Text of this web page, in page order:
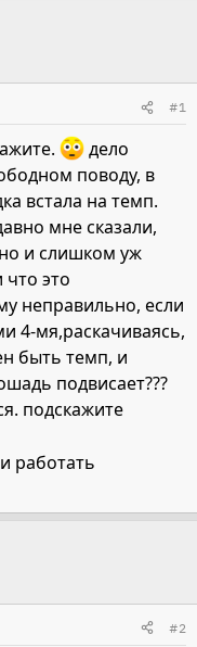
#1
дело
поводу, в
встала на темп.
мне сказали,
и слишком уж
это
неправильно, если
4-мя,раскачиваясь,
быть темп, и
подвисает???
подскажите
работать
#2